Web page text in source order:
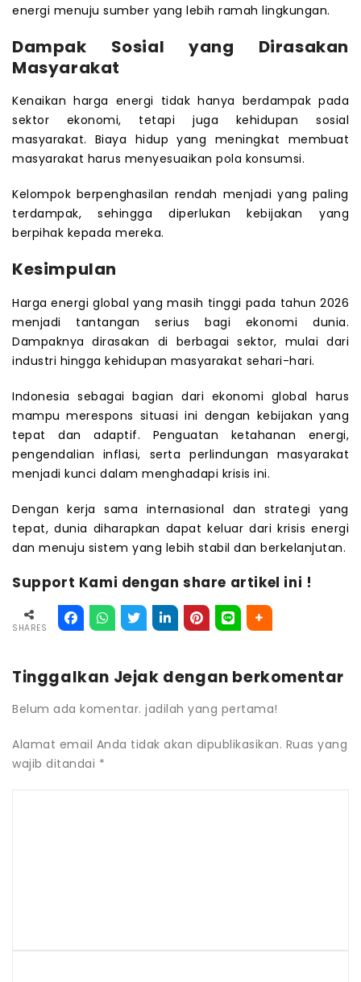
energi menuju sumber yang lebih ramah lingkungan.
Dampak Sosial yang Dirasakan
Masyarakat
Kenaikan harga energi tidak hanya berdampak pada
sektor ekonomi, tetapi juga kehidupan sosial
masyarakat. Biaya hidup yang meningkat membuat
masyarakat harus menyesuaikan pola konsumsi.
Kelompok berpenghasilan rendah menjadi yang paling
terdampak, sehingga diperlukan kebijakan yang
berpihak kepada mereka.
Kesimpulan
Harga energi global yang masih tinggi pada tahun 2026
menjadi tantangan serius bagi ekonomi dunia.
Dampaknya dirasakan di berbagai sektor, mulai dari
industri hingga kehidupan masyarakat sehari-hari.
Indonesia sebagai bagian dari ekonomi global harus
mampu merespons situasi ini dengan kebijakan yang
tepat dan adaptif. Penguatan ketahanan energi,
pengendalian inflasi, serta perlindungan masyarakat
menjadi kunci dalam menghadapi krisis ini.
Dengan kerja sama internasional dan strategi yang
tepat, dunia diharapkan dapat keluar dari krisis energi
dan menuju sistem yang lebih stabil dan berkelanjutan.
Support Kami dengan share artikel ini !
SHARES
Tinggalkan Jejak dengan berkomentar
Belum ada komentar. jadilah yang pertama!
Alamat email Anda tidak akan dipublikasikan. Ruas yang
wajib ditandai *